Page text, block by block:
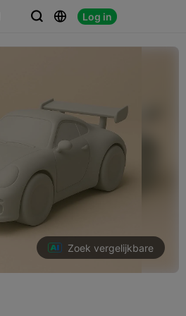
  Log in
 
Zoek vergelijkbare